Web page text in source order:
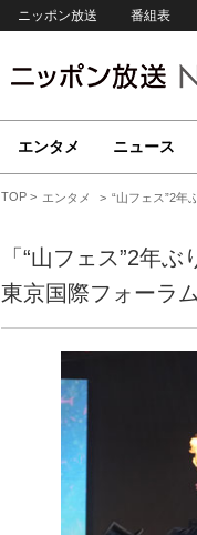
ニッポン放送 番組表
エンタメ ニュース
TOP エンタメ “山フェス”2年
「“山フェス”2年
東京国際フォーラ